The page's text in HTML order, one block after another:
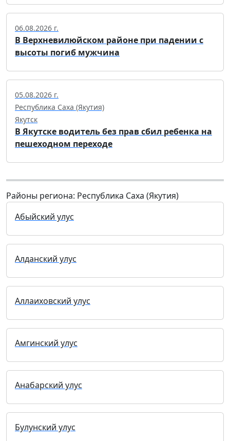
06.08.2026 г.
В Верхневилюйском районе при падении с
высоты погиб мужчина
05.08.2026 г.
Республика Саха (Якутия)
Якутск
В Якутске водитель без прав сбил ребенка на
пешеходном переходе
Районы региона: Республика Саха (Якутия)
Абыйский улус
Алданский улус
Аллаиховский улус
Амгинский улус
Анабарский улус
Булунский улус